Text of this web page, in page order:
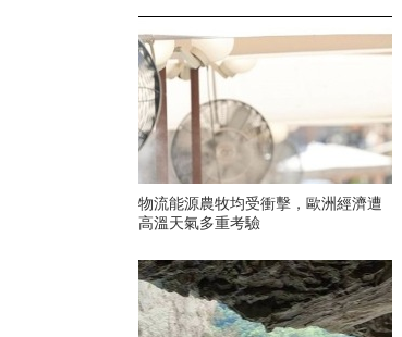
物流能源農牧均受衝擊，歐洲經濟遭
高溫天氣多重考驗